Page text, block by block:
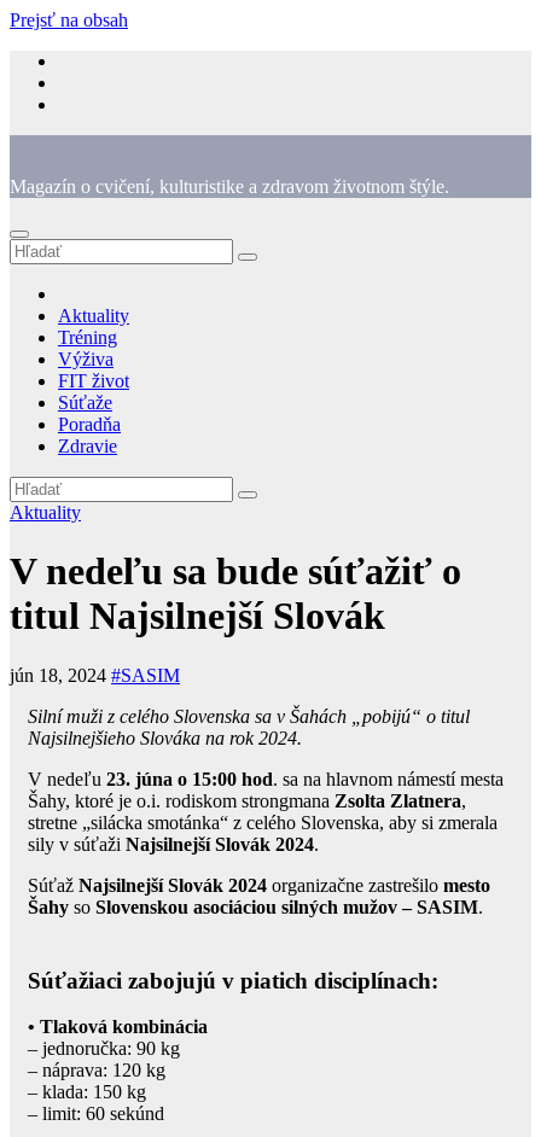
Prejsť na obsah
Magazín o cvičení, kulturistike a zdravom životnom štýle.
Aktuality
Tréning
Výživa
FIT život
Súťaže
Poradňa
Zdravie
Aktuality
V nedeľu sa bude súťažiť o
titul Najsilnejší Slovák
jún 18, 2024 #SASIM
Silní muži z celého Slovenska sa v Šahách „pobijú“ o titul
Najsilnejšieho Slováka na rok 2024.
V nedeľu 23. júna o 15:00 hod. sa na hlavnom námestí mesta
Šahy, ktoré je o.i. rodiskom strongmana Zsolta Zlatnera,
stretne „silácka smotánka“ z celého Slovenska, aby si zmerala
sily v súťaži Najsilnejší Slovák 2024.
Súťaž Najsilnejší Slovák 2024 organizačne zastrešilo mesto
Šahy so Slovenskou asociáciou silných mužov – SASIM.
Súťažiaci zabojujú v piatich disciplínach:
• Tlaková kombinácia
– jednoručka: 90 kg
– náprava: 120 kg
– klada: 150 kg
– limit: 60 sekúnd